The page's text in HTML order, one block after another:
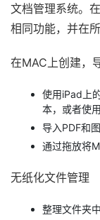
文档管理系统。
相同功能，并在
在MAC上创建，
使用iPad上
本，或者使
导入PDF和​​
通过拖放将
无纸化文件管理
整理文件夹